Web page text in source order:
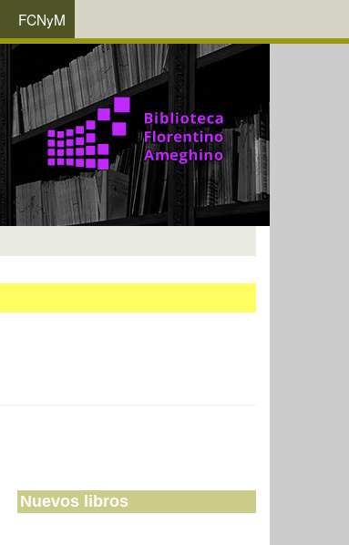
FCNyM
Nuevos libros